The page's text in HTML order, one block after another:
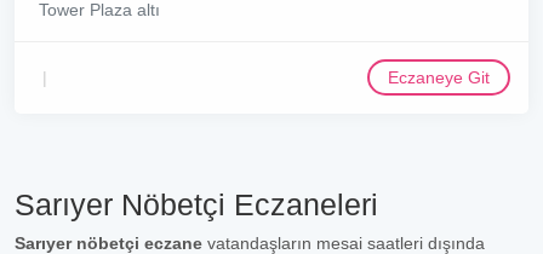
Tower Plaza altı
Eczaneye Git
Sarıyer Nöbetçi Eczaneleri
Sarıyer nöbetçi eczane vatandaşların mesai saatleri dışında